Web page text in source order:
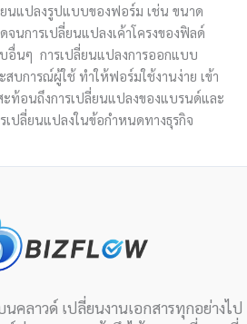
ยนแปลงรูปแบบของฟอร์ม เช่น ขนาด
นการเปลี่ยนแปลงเค้าโครงของฟิลด์
อื่นๆ การเปลี่ยนแปลงการออกแบบ
บการณ์ผู้ใช้ ทำให้ฟอร์มใช้งานง่าย เข้า
ะท้อนถึงการเปลี่ยนแปลงของแบรนด์และ
ปลี่ยนแปลงในข้อกำหนดทางธุรกิจ
คลาวด์ เปลี่ยนงานเอกสารทุกอย่างไป